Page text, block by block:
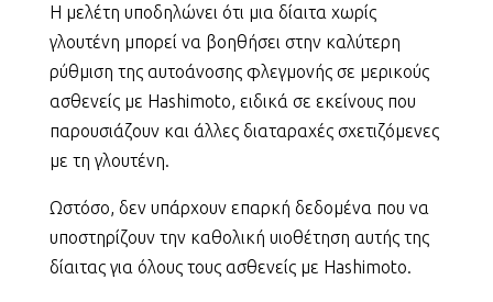
Η μελέτη υποδηλώνει ότι μια δίαιτα χωρίς
γλουτένη μπορεί να βοηθήσει στην καλύτερη
ρύθμιση της αυτοάνοσης φλεγμονής σε μερικούς
ασθενείς με Hashimoto, ειδικά σε εκείνους που
παρουσιάζουν και άλλες διαταραχές σχετιζόμενες
με τη γλουτένη.
Ωστόσο, δεν υπάρχουν επαρκή δεδομένα που να
υποστηρίζουν την καθολική υιοθέτηση αυτής της
δίαιτας για όλους τους ασθενείς με Hashimoto.